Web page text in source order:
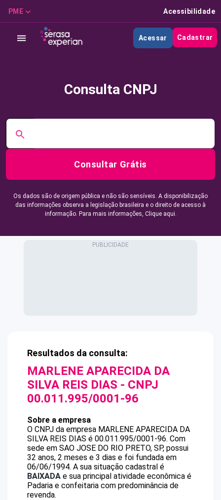
PME Acessibilidade
Acessar Cadastrar
Consulta CNPJ
Consultar Grátis
Os dados são de origem pública e não são sensíveis. A disponibilização
das informações observa a legislação brasileira e o direito de acesso à
informação. Para mais informações, Clique aqui.
Resultados da consulta:
MARLENE APARECIDA DA
SILVA REIS DIAS - CNPJ
00.011.995/0001-96
Sobre a empresa
O CNPJ da empresa MARLENE APARECIDA DA
SILVA REIS DIAS é 00.011.995/0001-96. Com
sede em SAO JOSE DO RIO PRETO, SP, possui
32 anos, 2 meses e 3 dias e foi fundada em
06/06/1994. A sua situação cadastral é
BAIXADA e sua principal atividade econômica é
Padaria e confeitaria com predominância de
revenda.